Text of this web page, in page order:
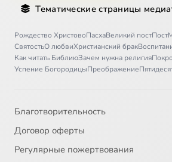
Тематические страницы
Рождество ХристовоПасхаВеликий постПост
СвятостьО любвиХристианский брак
Как читать БиблиюЗачем нужна религия
Успение БогородицыПреображение
Благотворительность
Договор оферты
Регулярные пожертвования